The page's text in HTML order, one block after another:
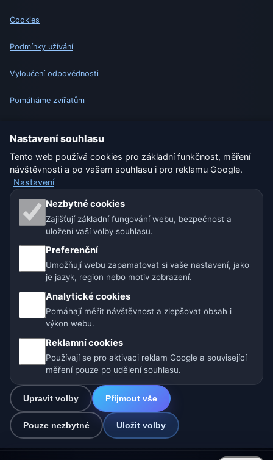
Cookies
Podmínky užívání
Vyloučení odpovědnosti
Pomáháme zvířatům
Nastavení
Naše weby o počasí:
🇨🇿 Česko 🇭🇷 Chorvatsko 🇧🇬 Bulharsko
🇩🇪🇦🇹🇨🇭 Německo / Rakousko / Švýcarsko
🌎 Latinská Amerika a Španělsko
Provozovatel: Spolek Minizoo.cz z.s. | IČO: 21135550 |
info@pocasi.online
© 2026 Počasí Online · Meteorologická data: MET Norway · Open-
Meteo. Výstrahy počasí: ČHMÚ.
Nastavení souhlasu
Tento web používá cookies pro základní funkčnost, měření
návštěvnosti a po vašem souhlasu i pro reklamu Google.
Nastavení
Nezbytné cookies
Zajišťují základní fungování webu, bezpečnost a
uložení vaší volby souhlasu.
Preferenční
Umožňují webu zapamatovat si vaše nastavení, jako
je jazyk, region nebo motiv zobrazení.
Analytické cookies
Pomáhají měřit návštěvnost a zlepšovat obsah i
výkon webu.
Reklamní cookies
Používají se pro aktivaci reklam Google a související
měření pouze po udělení souhlasu.
Upravit volby Přijmout vše
Pouze nezbytné Uložit volby